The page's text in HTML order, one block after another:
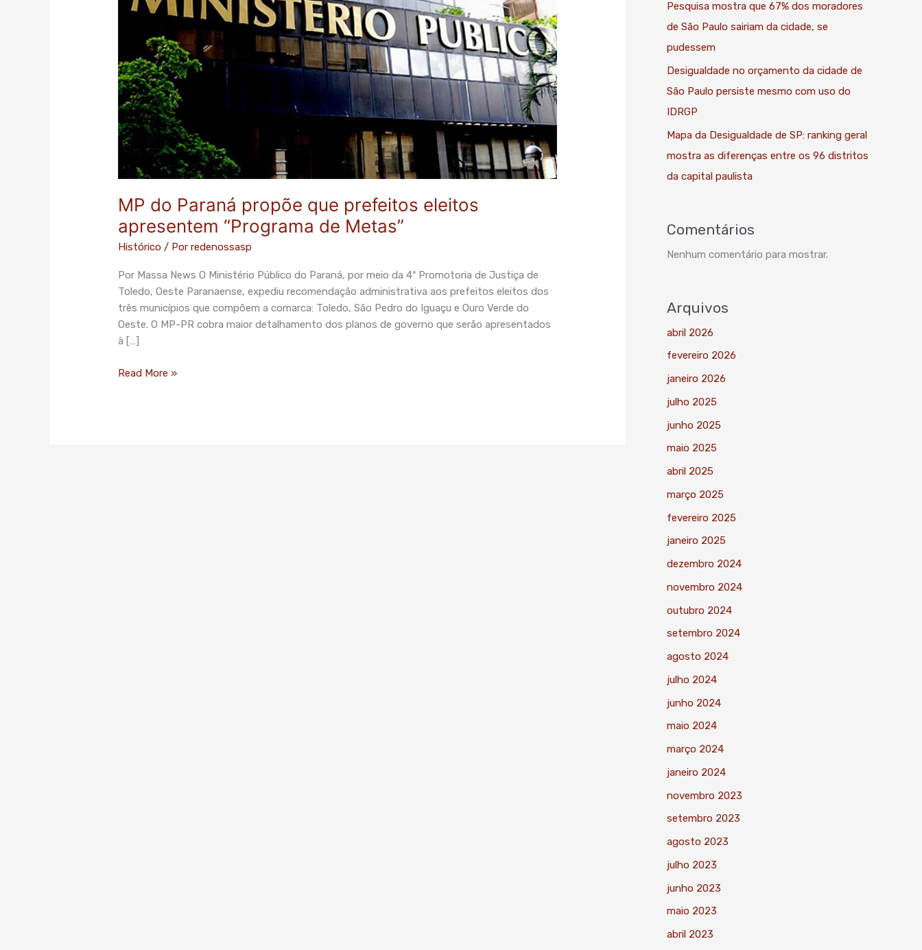
MP do Paraná propõe que prefeitos eleitos
apresentem “Programa de Metas”
Histórico / Porredenossasp
Por Massa News O Ministério Público do Paraná, por meio da 4ª Promotoria de Justiça de
Toledo, Oeste Paranaense, expediu recomendação administrativa aos prefeitos eleitos dos
três municípios que compõem a comarca: Toledo, São Pedro do Iguaçu e Ouro Verde do
Oeste. O MP-PR cobra maior detalhamento dos planos de governo que serão apresentados
à […]
que
eleitos
apresentem
“Programa
de
Metas”
Read More »
Pesquisa mostra que 67% dos moradores
de São Paulo sairiam da cidade, se
pudessem
Desigualdade no orçamento da cidade de
São Paulo persiste mesmo com uso do
IDRGP
Mapa da Desigualdade de SP: ranking geral
mostra as diferenças entre os 96 distritos
da capital paulista
Comentários
Nenhum comentário para mostrar.
Arquivos
abril 2026
fevereiro 2026
janeiro 2026
julho 2025
junho 2025
maio 2025
abril 2025
março 2025
fevereiro 2025
janeiro 2025
dezembro 2024
novembro 2024
outubro 2024
setembro 2024
agosto 2024
julho 2024
junho 2024
maio 2024
março 2024
janeiro 2024
novembro 2023
setembro 2023
agosto 2023
julho 2023
junho 2023
maio 2023
abril 2023